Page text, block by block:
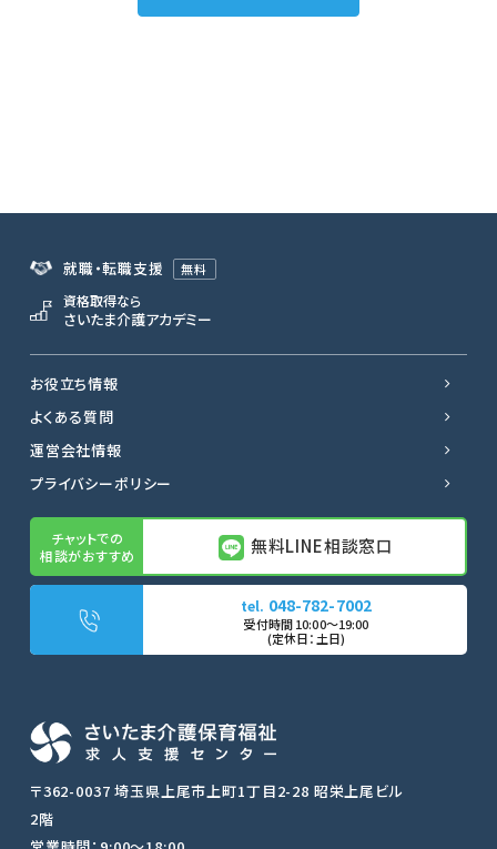
無料LINE相談窓口
転職サポートに申し込む
〒362-0037 埼玉県上尾市上町1丁目2-28 昭栄上尾ビル
2階
就職・転職支援 無料
資格取得なら
さいたま介護アカデミー
お役立ち情報
よくある質問
運営会社情報
プライバシーポリシー
無料LINE相談窓口
048-782-7002